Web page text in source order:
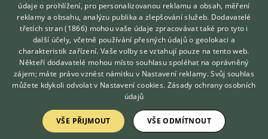
O nás
Kontakt
Možnosti zvýraznění inzerátů
Podmínky užití
Zpracování osobních údajů
Přihlášení
Registrace
Hledáte zvířecího kamaráda?
Zdarma vám poradí
VETERINÁŘ ONLINE
KONZULTOVAT S
VETERINÁŘEM
údaje o prohlížení, pro personalizovanou reklamu a obsah, měření
reklamy a obsahu, analýzu publika a zlepšování služeb. Dodavatelé
třetích stran (1866) mohou vaše údaje zpracovávat také pro tyto i
další účely, včetně používání přesných údajů o geolokaci a
charakteristik zařízení. Vaše volby se vztahují pouze na tento web.
Někteří dodavatelé mohou místo souhlasu spoléhat na oprávněný
zájem; máte právo vznést námitku v Nastavení reklamy. Svůj souhlas
můžete kdykoli odvolat v Nastavení cookies. Zásady ochrany osobních
údajů
VŠE PŘIJMOUT VŠE ODMÍTNOUT